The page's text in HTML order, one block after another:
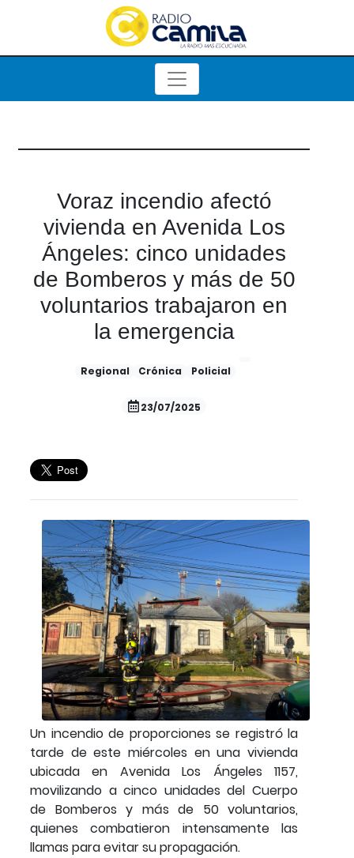
Voraz incendio afectó
vivienda en Avenida Los
Ángeles: cinco unidades
de Bomberos y más de 50
voluntarios trabajaron en
la emergencia
Regional Crónica Policial
23/07/2025
Un incendio de proporciones se registró la
tarde de este miércoles en una vivienda
ubicada en Avenida Los Ángeles 1157,
movilizando a cinco unidades del Cuerpo
de Bomberos y más de 50 voluntarios,
quienes combatieron intensamente las
llamas para evitar su propagación.